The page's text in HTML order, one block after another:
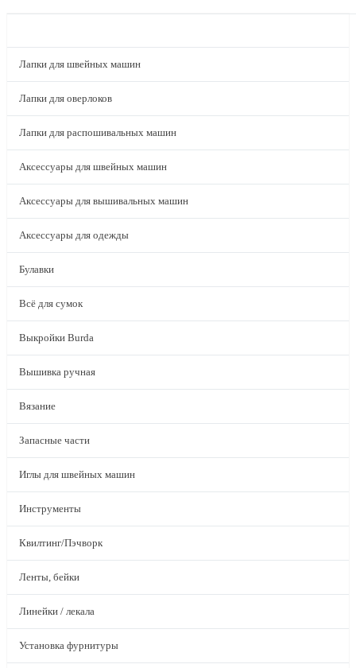
Лапки для швейных машин
Лапки для оверлоков
Лапки для распошивальных машин
Аксессуары для швейных машин
Аксессуары для вышивальных машин
Аксессуары для одежды
Булавки
Всё для сумок
Выкройки Burda
Вышивка ручная
Вязание
Запасные части
Иглы для швейных машин
Инструменты
Квилтинг/Пэчворк
Ленты, бейки
Линейки / лекала
Установка фурнитуры